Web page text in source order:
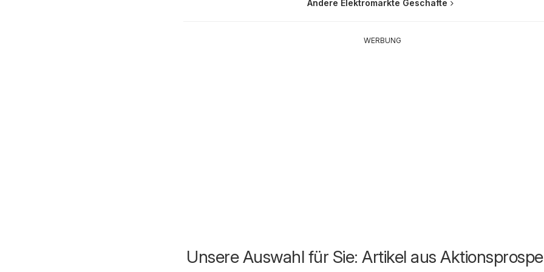
Andere Elektromärkte Geschäfte
WERBUNG
Unsere Auswahl für Sie: Artikel aus